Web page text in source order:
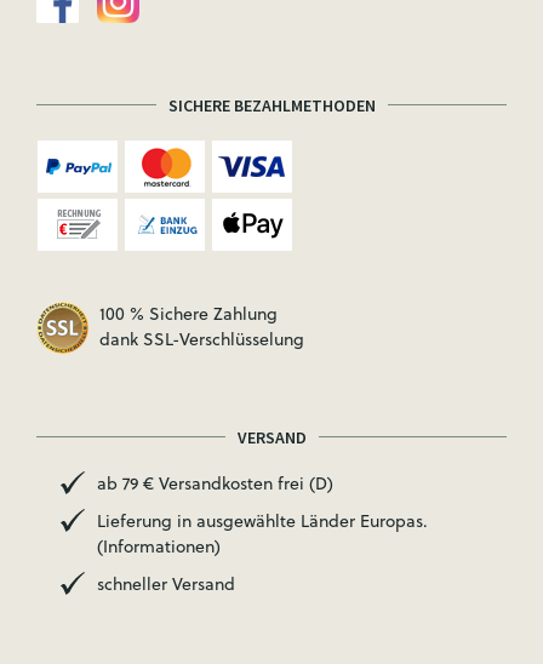
SICHERE BEZAHLMETHODEN
100 % Sichere Zahlung
dank SSL-Verschlüsselung
VERSAND
ab 79 € Versandkosten frei (D)
Lieferung in ausgewählte Länder Europas.
(Informationen)
schneller Versand